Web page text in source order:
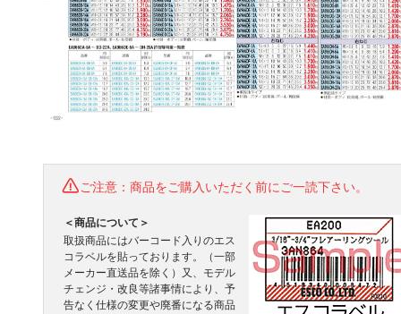
ご注意：商品をご購入いただく前にご一読下さい。
＜商品について＞
取扱商品にはバーコード入りのエス
コラベルを貼っております。（一部
メーカー直送品を除く）又、モデル
チェンジ・改良等諸事情により、予
告なく仕様の変更や廃番になる商品